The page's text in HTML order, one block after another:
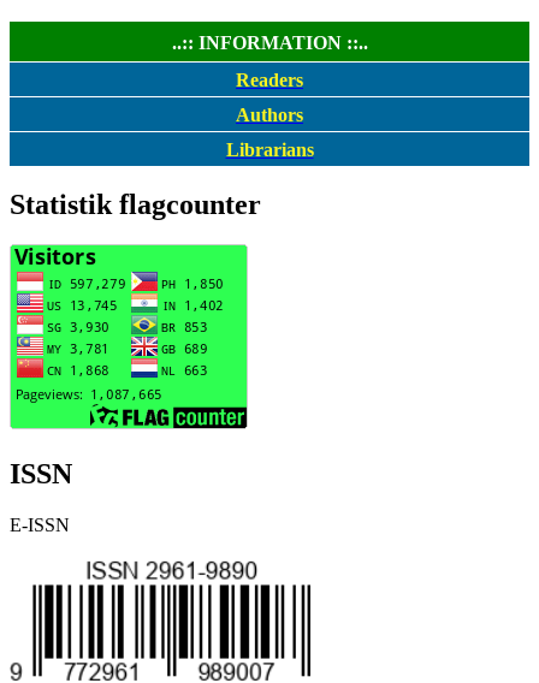
..:: INFORMATION ::..
Readers
Authors
Librarians
Statistik flagcounter
ISSN
E-ISSN